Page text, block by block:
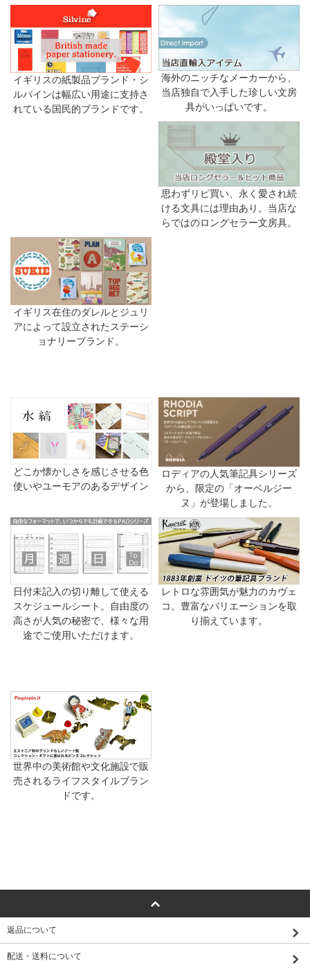
イギリスの紙製品ブランド・シ
ルバインは幅広い用途に支持さ
れている国民的ブランドです。
海外のニッチなメーカーから、
当店独自で入手した珍しい文房
具がいっぱいです。
思わずリピ買い、永く愛され続
ける文具には理由あり。当店な
らではのロングセラー文房具。
イギリス在住のダレルとジュリ
アによって設立されたステーシ
ョナリーブランド。
どこか懐かしさを感じさせる色
使いやユーモアのあるデザイン
ロディアの人気筆記具シリーズ
から、限定の「オーベルジー
ヌ」が登場しました。
日付未記入の切り離して使える
スケジュールシート。自由度の
高さが人気の秘密で、様々な用
途でご使用いただけます。
レトロな雰囲気が魅力のカヴェ
コ。豊富なバリエーションを取
り揃えています。
世界中の美術館や文化施設で販
売されるライフスタイルブラン
ドです。
返品について
配送・送料について